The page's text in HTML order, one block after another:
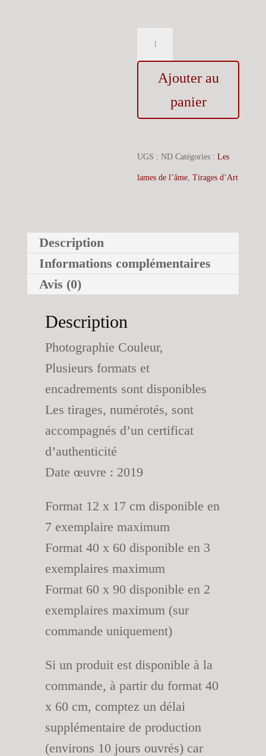
quantité
de
Pendu,
série
Lames
de
Ajouter au
panier
UGS :ND Catégories :Les
lames de l’âme,Tirages d’Art
Description
Informations complémentaires
Avis (0)
Description
Photographie Couleur,
Plusieurs formats et
encadrements sont disponibles
Les tirages, numérotés, sont
accompagnés d’un certificat
d’authenticité
Date œuvre : 2019
Format 12 x 17 cm disponible en
7 exemplaire maximum
Format 40 x 60 disponible en 3
exemplaires maximum
Format 60 x 90 disponible en 2
exemplaires maximum (sur
commande uniquement)
Si un produit est disponible à la
commande, à partir du format 40
x 60 cm, comptez un délai
supplémentaire de production
(environs 10 jours ouvrés) car